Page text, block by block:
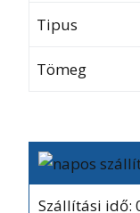
Tipus
Tömeg
Szállítási idő: